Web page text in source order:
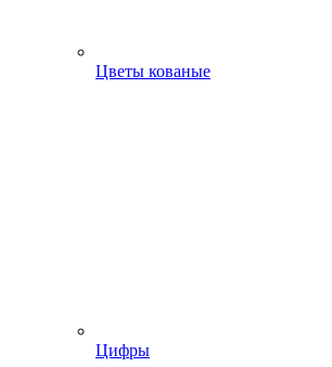
Цветы кованые
Цифры